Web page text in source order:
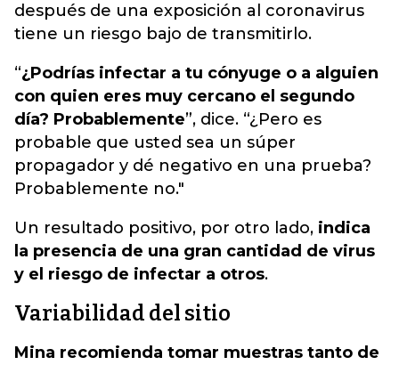
después de una exposición al coronavirus
tiene un riesgo bajo de transmitirlo.
“¿Podrías infectar a tu cónyuge o a alguien
con quien eres muy cercano el segundo
día? Probablemente”, dice. “¿Pero es
probable que usted sea un súper
propagador y dé negativo en una prueba?
Probablemente no."
Un resultado positivo, por otro lado, indica
la presencia de una gran cantidad de virus
y el riesgo de infectar a otros.
Variabilidad del sitio
Mina recomienda tomar muestras tanto de